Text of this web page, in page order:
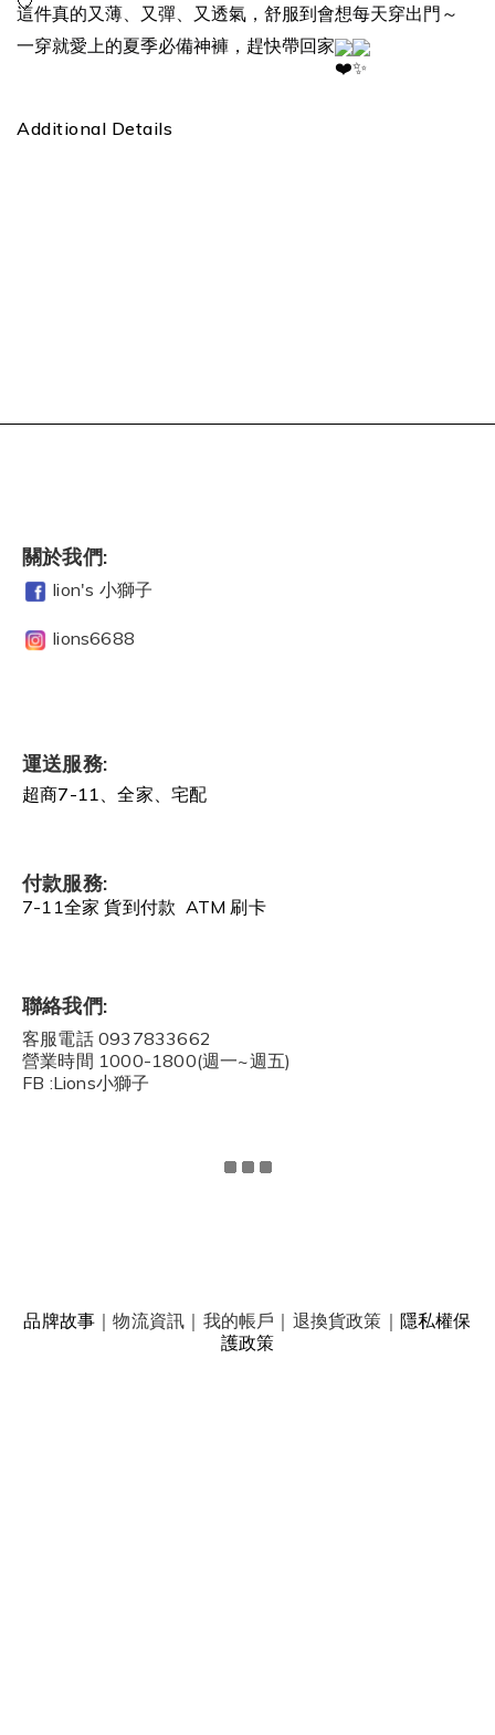
這件真的又薄、又彈、又透氣，舒服到會想每天穿出門～
一穿就愛上的夏季必備神褲，趕快帶回家
Additional Details
關於我們:
lion's 小獅子
lions6688
運送服務:
超商7-11、全家、宅配
付款服務:
7-11全家 貨到付款 ATM 刷卡
聯絡我們:
客服電話 0937833662
營業時間 1000-1800(週一~週五)
FB :Lions小獅子
品牌故事 ｜物流資訊 ｜ 我的帳戶 ｜ 退換貨政策 ｜ 隱私權保
護政策